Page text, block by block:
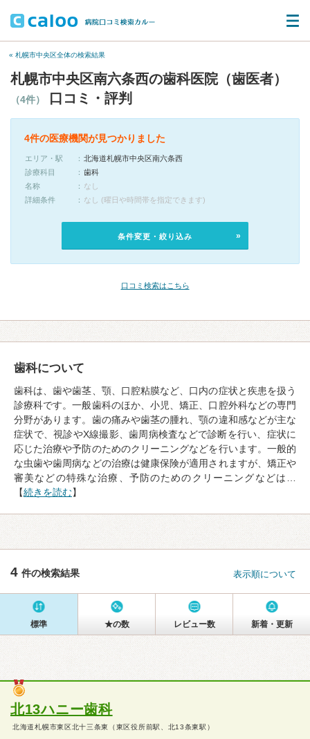
« 札幌市中央区全体の検索結果
札幌市中央区南六条西の歯科医院（歯医者）
（4件） 口コミ・評判
4件の医療機関が見つかりました
エリア・駅
北海道札幌市中央区南六条西
診療科目
歯科
名称
なし
詳細条件
なし (曜日や時間帯を指定できます)
条件変更・絞り込み
口コミ検索はこちら
歯科について
歯科は、歯や歯茎、顎、口腔粘膜など、口内の症状と疾患を扱う
診療科です。一般歯科のほか、小児、矯正、口腔外科などの専門
分野があります。歯の痛みや歯茎の腫れ、顎の違和感などが主な
症状で、視診やX線撮影、歯周病検査などで診断を行い、症状に
応じた治療や予防のためのクリーニングなどを行います。一般的
な虫歯や歯周病などの治療は健康保険が適用されますが、矯正や
審美などの特殊な治療、予防のためのクリーニングなどは…
【続きを読む】
4 件の検索結果 表示順について
標準 ★の数 レビュー数 新着・更新
北13ハニー歯科
北海道札幌市東区北十三条東（東区役所前駅、北13条東駅）